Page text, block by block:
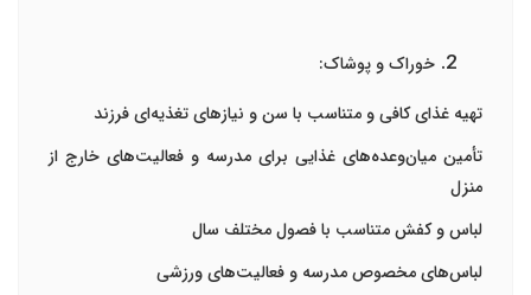
خوراک و پوشاک:
تهیه غذای کافی و متناسب با سن و نیازهای تغذیه‌ای فرزند
تأمین میان‌وعده‌های غذایی برای مدرسه و فعالیت‌های خارج از
منزل
لباس و کفش متناسب با فصول مختلف سال
لباس‌های مخصوص مدرسه و فعالیت‌های ورزشی